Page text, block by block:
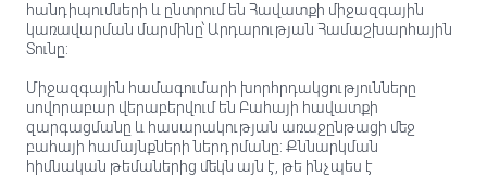
հանդիպումների և ընտրում են Հավատքի միջազգային
կառավարման մարմինը՝ Արդարության Համաշխարհային
Տունը:
Միջազգային համագումարի խորհրդակցությունները
սովորաբար վերաբերվում են Բահայի հավատքի
զարգացմանը և հասարակության առաջընթացի մեջ
բահայի համայնքների ներդրմանը: Քննարկման
հիմնական թեմաներից մեկն այն է, թե ինչպես է